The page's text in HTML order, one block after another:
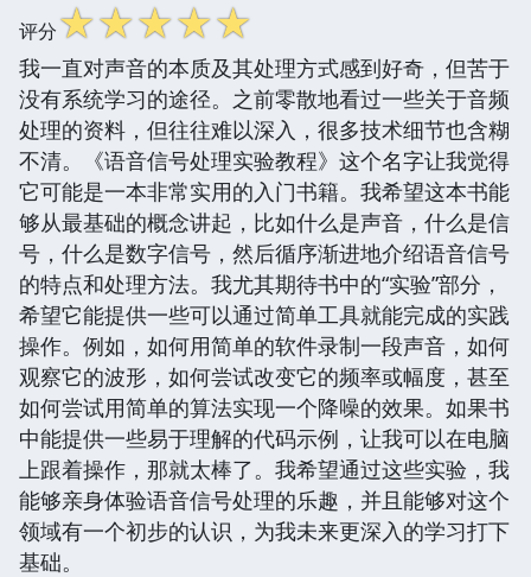
评分☆☆☆☆☆
我一直对声音的本质及其处理方式感到好奇，但苦于
没有系统学习的途径。之前零散地看过一些关于音频
处理的资料，但往往难以深入，很多技术细节也含糊
不清。《语音信号处理实验教程》这个名字让我觉得
它可能是一本非常实用的入门书籍。我希望这本书能
够从最基础的概念讲起，比如什么是声音，什么是信
号，什么是数字信号，然后循序渐进地介绍语音信号
的特点和处理方法。我尤其期待书中的“实验”部分，
希望它能提供一些可以通过简单工具就能完成的实践
操作。例如，如何用简单的软件录制一段声音，如何
观察它的波形，如何尝试改变它的频率或幅度，甚至
如何尝试用简单的算法实现一个降噪的效果。如果书
中能提供一些易于理解的代码示例，让我可以在电脑
上跟着操作，那就太棒了。我希望通过这些实验，我
能够亲身体验语音信号处理的乐趣，并且能够对这个
领域有一个初步的认识，为我未来更深入的学习打下
基础。